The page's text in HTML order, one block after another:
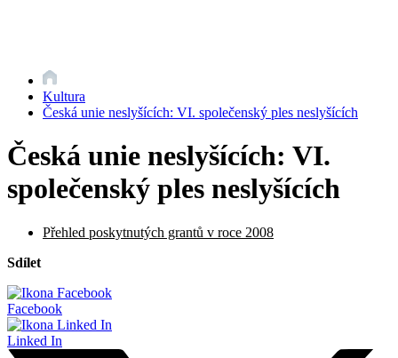
Kultura
Česká unie neslyšících: VI. společenský ples neslyšících
Česká unie neslyšících: VI.
společenský ples neslyšících
Přehled poskytnutých grantů v roce 2008
Sdílet
Facebook
Linked In